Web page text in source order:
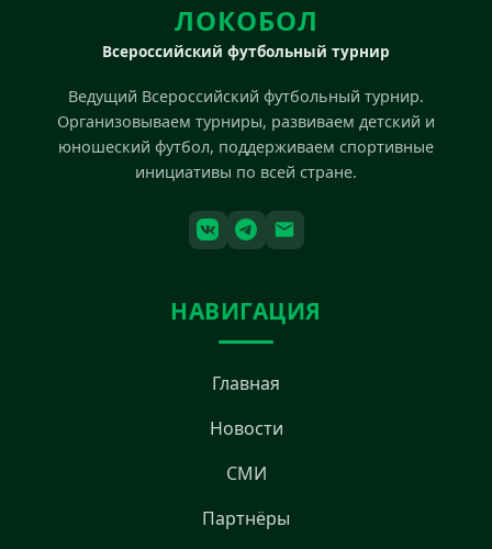
ЛОКОБОЛ
Всероссийский футбольный турнир
Ведущий Всероссийский футбольный турнир.
Организовываем турниры, развиваем детский и
юношеский футбол, поддерживаем спортивные
инициативы по всей стране.
НАВИГАЦИЯ
Главная
Новости
СМИ
Партнёры